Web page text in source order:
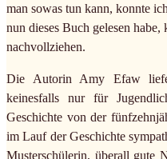
man sowas tun kann, konnte
nun dieses Buch gelesen habe,
nachvollziehen.
Die Autorin Amy Efaw
keinesfalls nur für
Geschichte von der
im Lauf der Geschichte
Musterschülerin, überall gute